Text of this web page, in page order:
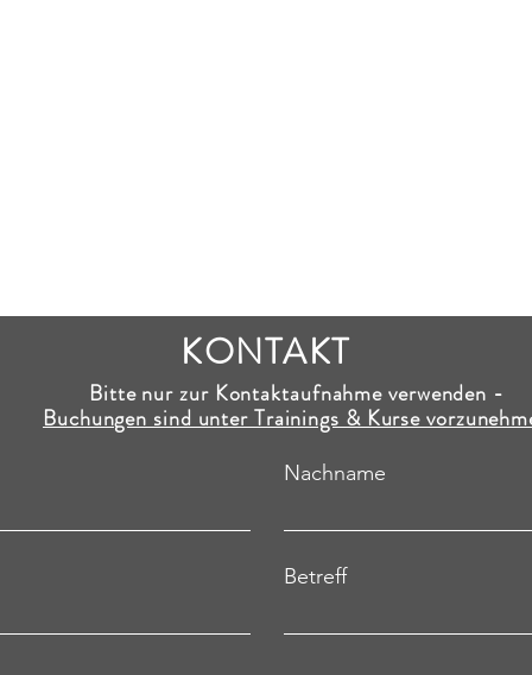
KONTAKT
Nachname
Betreff
Bitte nur zur Kontaktaufnahme verwenden -
Buchungen sind unter Trainings & Kurse